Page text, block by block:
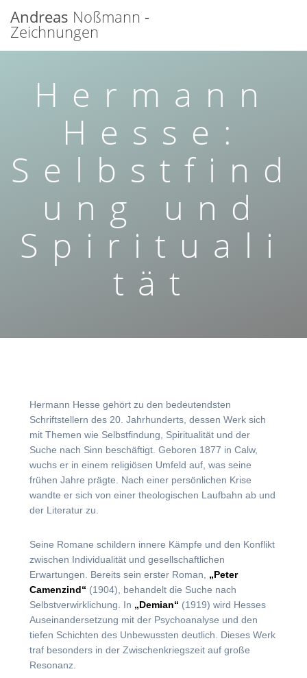
Andreas Noßmann -
Zeichnungen
Hermann
Hesse:
Selbstfind
ung und
Spirituali
tät
Hermann Hesse gehört zu den bedeutendsten
Schriftstellern des 20. Jahrhunderts, dessen Werk sich
mit Themen wie Selbstfindung, Spiritualität und der
Suche nach Sinn beschäftigt. Geboren 1877 in Calw,
wuchs er in einem religiösen Umfeld auf, was seine
frühen Jahre prägte. Nach einer persönlichen Krise
wandte er sich von einer theologischen Laufbahn ab und
der Literatur zu.
Seine Romane schildern innere Kämpfe und den Konflikt
zwischen Individualität und gesellschaftlichen
Erwartungen. Bereits sein erster Roman, „Peter
Camenzind“ (1904), behandelt die Suche nach
Selbstverwirklichung. In „Demian“ (1919) wird Hesses
Auseinandersetzung mit der Psychoanalyse und den
tiefen Schichten des Unbewussten deutlich. Dieses Werk
traf besonders in der Zwischenkriegszeit auf große
Resonanz.